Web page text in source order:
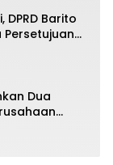
DPRD Barito
APBD
Dua
Diduga